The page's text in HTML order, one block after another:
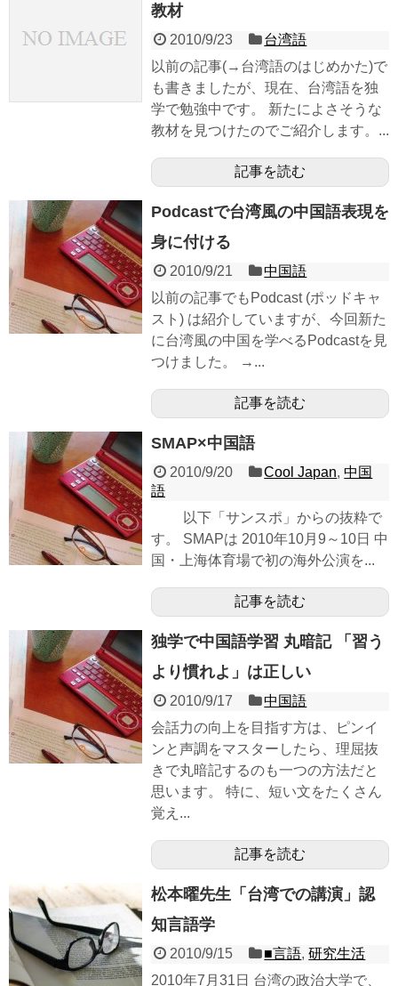
教材
2010/9/23
台湾語
以前の記事(→台湾語のはじめかた)で
も書きましたが、現在、台湾語を独
学で勉強中です。 新たによさそうな
教材を見つけたのでご紹介します。...
記事を読む
Podcastで台湾風の中国語表現を
身に付ける
2010/9/21
中国語
以前の記事でもPodcast (ポッドキャ
スト) は紹介していますが、今回新た
に台湾風の中国を学べるPodcastを見
つけました。 →...
記事を読む
SMAP×中国語
2010/9/20 Cool Japan,中国
語
以下「サンスポ」からの抜粋で
す。 SMAPは 2010年10月9～10日 中
国・上海体育場で初の海外公演を...
記事を読む
独学で中国語学習 丸暗記 「習う
より慣れよ」は正しい
2010/9/17
中国語
会話力の向上を目指す方は、ピンイ
ンと声調をマスターしたら、理屈抜
きで丸暗記するのも一つの方法だと
思います。 特に、短い文をたくさん
覚え...
記事を読む
松本曜先生「台湾での講演」認
知言語学
2010/9/15 ■言語,研究生活
2010年7月31日 台湾の政治大学で、